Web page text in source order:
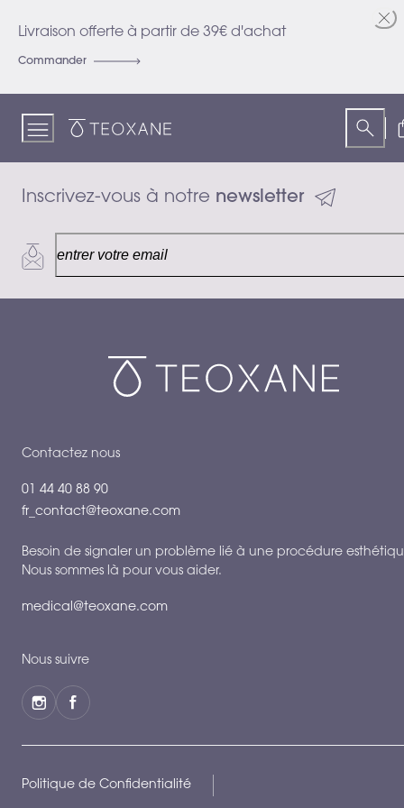
Content
Livraison offerte à partir de 39€ d'achat
Commander
Teoxane
Inscrivez-vous à notre newsletter
Nous suivre
Contactez nous
01 44 40 88 90
fr_contact@teoxane.com
Besoin de signaler un problème lié à une procédure
Nous sommes là pour vous aider.
medical@teoxane.com
Politique de Confidentialité